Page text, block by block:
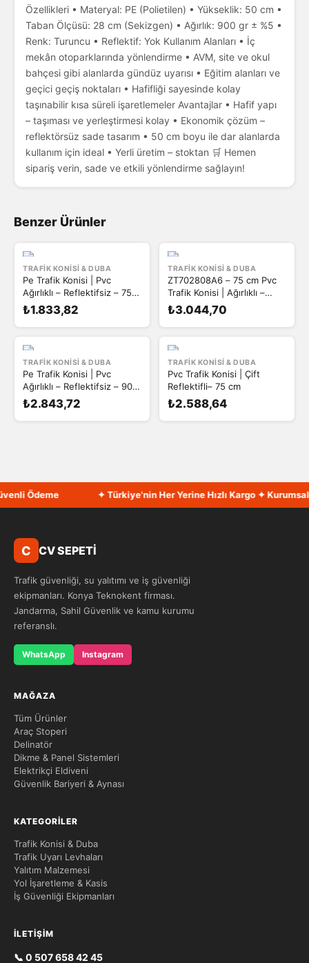
Özellikleri • Materyal: PE (Polietilen) • Yükseklik: 50 cm •
Taban Ölçüsü: 28 cm (Sekizgen) • Ağırlık: 900 gr ± %5 •
Renk: Turuncu • Reflektif: Yok Kullanım Alanları • İç
mekân otoparklarında yönlendirme • AVM, site ve okul
bahçesi gibi alanlarda gündüz uyarısı • Eğitim alanları ve
geçici geçiş noktaları • Hafifliği sayesinde kolay
taşınabilir kısa süreli işaretlemeler Avantajlar • Hafif yapı
– taşıması ve yerleştirmesi kolay • Ekonomik çözüm –
reflektörsüz sade tasarım • 50 cm boyu ile dar alanlarda
kullanım için ideal • Yerli üretim – stoktan 🛒 Hemen
sipariş verin, sade ve etkili yönlendirme sağlayın!
Benzer Ürünler
TRAFIK KONISI & DUBA
Pe Trafik Konisi | Pvc
Ağırlıklı – Reflektifsiz – 75
cm
₺1.833,82
TRAFIK KONISI & DUBA
ZT702808A6 – 75 cm Pvc
Trafik Konisi | Ağırlıklı –
Reflektifsiz
₺3.044,70
TRAFIK KONISI & DUBA
Pe Trafik Konisi | Pvc
Ağırlıklı – Reflektifsiz – 90
cm
₺2.843,72
TRAFIK KONISI & DUBA
Pvc Trafik Konisi | Çift
Reflektifli– 75 cm
₺2.588,64
Ödeme ✦ Türkiye'nin Her Yerine Hızlı Kargo ✦ Kurumsal
C CV SEPETİ
Trafik güvenliği, su yalıtımı ve iş güvenliği
ekipmanları. Konya Teknokent firması.
Jandarma, Sahil Güvenlik ve kamu kurumu
referanslı.
WhatsApp Instagram
MAĞAZA
Tüm Ürünler
Araç Stoperi
Delinatör
Dikme & Panel Sistemleri
Elektrikçi Eldiveni
Güvenlik Bariyeri & Aynası
KATEGORILER
Trafik Konisi & Duba
Trafik Uyarı Levhaları
Yalıtım Malzemesi
Yol İşaretleme & Kasis
İş Güvenliği Ekipmanları
İLETIŞIM
📞 0 507 658 42 45